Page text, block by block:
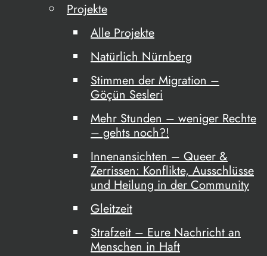
Projekte
Alle Projekte
Natürlich Nürnberg
Stimmen der Migration –
Göçün Sesleri
Mehr Stunden – weniger Rechte
– gehts noch?!
Innenansichten – Queer &
Zerrissen: Konflikte, Ausschlüsse
und Heilung in der Community
Gleitzeit
Strafzeit – Eure Nachricht an
Menschen in Haft